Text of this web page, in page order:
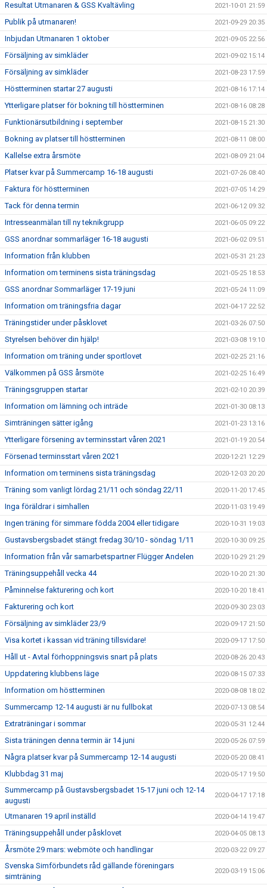
Resultat Utmanaren & GSS Kvaltävling 2021-10-01 21:59
Publik på utmanaren! 2021-09-29 20:35
Inbjudan Utmanaren 1 oktober 2021-09-05 22:56
Försäljning av simkläder 2021-09-02 15:14
Försäljning av simkläder 2021-08-23 17:59
Höstterminen startar 27 augusti 2021-08-16 17:14
Ytterligare platser för bokning till höstterminen 2021-08-16 08:28
Funktionärsutbildning i september 2021-08-15 21:30
Bokning av platser till höstterminen 2021-08-11 08:00
Kallelse extra årsmöte 2021-08-09 21:04
Platser kvar på Summercamp 16-18 augusti 2021-07-26 08:40
Faktura för höstterminen 2021-07-05 14:29
Tack för denna termin 2021-06-12 09:32
Intresseanmälan till ny teknikgrupp 2021-06-05 09:22
GSS anordnar sommarläger 16-18 augusti 2021-06-02 09:51
Information från klubben 2021-05-31 21:23
Information om terminens sista träningsdag 2021-05-25 18:53
GSS anordnar Sommarläger 17-19 juni 2021-05-24 11:09
Information om träningsfria dagar 2021-04-17 22:52
Träningstider under påsklovet 2021-03-26 07:50
Styrelsen behöver din hjälp! 2021-03-08 19:10
Information om träning under sportlovet 2021-02-25 21:16
Välkommen på GSS årsmöte 2021-02-25 16:49
Träningsgruppen startar 2021-02-10 20:39
Information om lämning och inträde 2021-01-30 08:13
Simträningen sätter igång 2021-01-23 13:16
Ytterligare försening av terminsstart våren 2021 2021-01-19 20:54
Försenad terminsstart våren 2021 2020-12-21 12:29
Information om terminens sista träningsdag 2020-12-03 20:20
Träning som vanligt lördag 21/11 och söndag 22/11 2020-11-20 17:45
Inga föräldrar i simhallen 2020-11-03 19:49
Ingen träning för simmare födda 2004 eller tidigare 2020-10-31 19:03
Gustavsbergsbadet stängt fredag 30/10 - söndag 1/11 2020-10-30 09:25
Information från vår samarbetspartner Flügger Andelen 2020-10-29 21:29
Träningsuppehåll vecka 44 2020-10-20 21:30
Påminnelse fakturering och kort 2020-10-20 18:41
Fakturering och kort 2020-09-30 23:03
Försäljning av simkläder 23/9 2020-09-17 21:50
Visa kortet i kassan vid träning tillsvidare! 2020-09-17 17:50
Håll ut - Avtal förhoppningsvis snart på plats 2020-08-26 20:43
Uppdatering klubbens läge 2020-08-15 07:33
Information om höstterminen 2020-08-08 18:02
Summercamp 12-14 augusti är nu fullbokat 2020-07-13 08:54
Extraträningar i sommar 2020-05-31 12:44
Sista träningen denna termin är 14 juni 2020-05-26 07:59
Några platser kvar på Summercamp 12-14 augusti 2020-05-20 08:41
Klubbdag 31 maj 2020-05-17 19:50
Summercamp på Gustavsbergsbadet 15-17 juni och 12-14
augusti
2020-04-17 17:18
Utmanaren 19 april inställd 2020-04-14 19:47
Träningsuppehåll under påsklovet 2020-04-05 08:13
Årsmöte 29 mars: webmöte och handlingar 2020-03-22 09:27
Svenska Simförbundets råd gällande föreningars
simträning
2020-03-19 15:06